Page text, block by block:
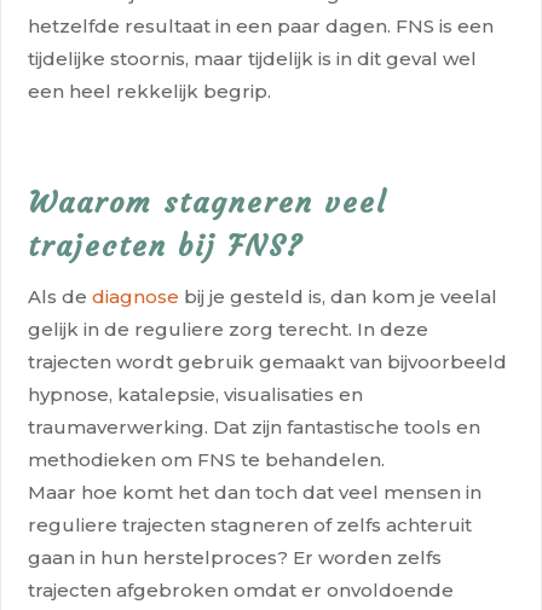
hetzelfde resultaat in een paar dagen. FNS is een
tijdelijke stoornis, maar tijdelijk is in dit geval wel
een heel rekkelijk begrip.
Waarom stagneren veel
trajecten bij FNS?
Als dediagnose bij je gesteld is, dan kom je veelal
gelijk in de reguliere zorg terecht. In deze
trajecten wordt gebruik gemaakt van bijvoorbeeld
hypnose, katalepsie, visualisaties en
traumaverwerking. Dat zijn fantastische tools en
methodieken om FNS te behandelen.
Maar hoe komt het dan toch dat veel mensen in
reguliere trajecten stagneren of zelfs achteruit
gaan in hun herstelproces? Er worden zelfs
trajecten afgebroken omdat er onvoldoende